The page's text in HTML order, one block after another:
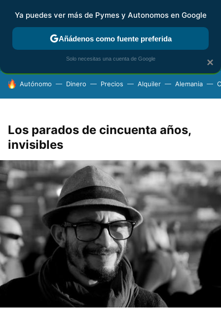
FISCALIDAD Y CONTABILIDAD KIT DIGITAL RENTA
HOY SE HABLA DE
Autónomo Dinero Precios Alquiler Alemania
Los parados de cincuenta años,
invisibles
×
Ya puedes ver más de Pymes y Autonomos en Google
Añádenos como fuente preferida
Solo necesitas una cuenta de Google